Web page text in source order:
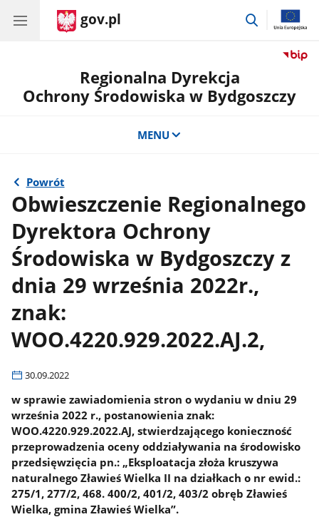
gov.pl
przejdź
Regionalna Dyrekcja
Ochrony Środowiska w Bydgoszczy
MENU
Powrót
Obwieszczenie Regionalnego
Dyrektora Ochrony
Środowiska w Bydgoszczy z
dnia 29 września 2022r.,
znak:
WOO.4220.929.2022.AJ.2,
30.09.2022
w sprawie zawiadomienia stron o wydaniu w dniu 29
września 2022 r., postanowienia znak:
WOO.4220.929.2022.AJ, stwierdzającego konieczność
przeprowadzenia oceny oddziaływania na środowisko
przedsięwzięcia pn.: „Eksploatacja złoża kruszywa
naturalnego Zławieś Wielka II na działkach o nr ewid.:
275/1, 277/2, 468. 400/2, 401/2, 403/2 obręb Zławieś
Wielka, gmina Zławieś Wielka”.